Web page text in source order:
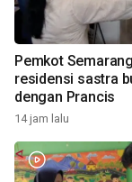
Pemkot
residensi sastra
dengan Prancis
14 jam lalu